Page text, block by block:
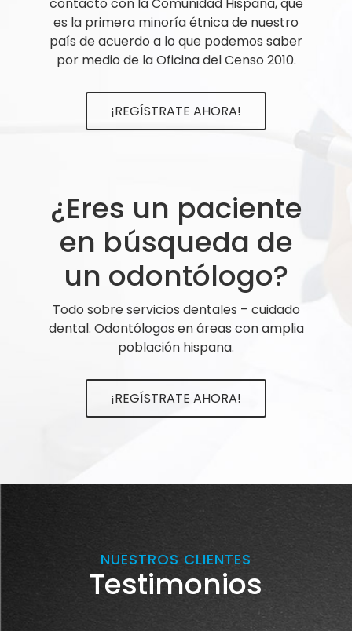
contacto con la Comunidad Hispana, que
es la primera minoría étnica de nuestro
país de acuerdo a lo que podemos saber
por medio de la Oficina del Censo 2010.
¡REGÍSTRATE AHORA!
¿Eres un paciente
en búsqueda de
un odontólogo?
Todo sobre servicios dentales – cuidado
dental. Odontólogos en áreas con amplia
población hispana.
¡REGÍSTRATE AHORA!
NUESTROS CLIENTES
Testimonios